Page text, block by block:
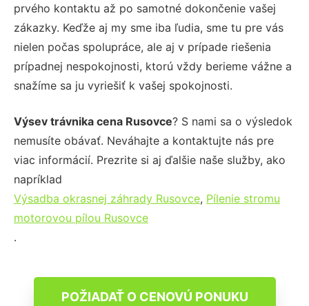
prvého kontaktu až po samotné dokončenie vašej
zákazky. Keďže aj my sme iba ľudia, sme tu pre vás
nielen počas spolupráce, ale aj v prípade riešenia
prípadnej nespokojnosti, ktorú vždy berieme vážne a
snažíme sa ju vyriešiť k vašej spokojnosti.
Výsev trávnika cena Rusovce? S nami sa o výsledok
nemusíte obávať. Neváhajte a kontaktujte nás pre
viac informácií. Prezrite si aj ďalšie naše služby, ako
napríklad
Výsadba okrasnej záhrady Rusovce, Pílenie stromu
motorovou pílou Rusovce
.
POŽIADAŤ O CENOVÚ PONUKU